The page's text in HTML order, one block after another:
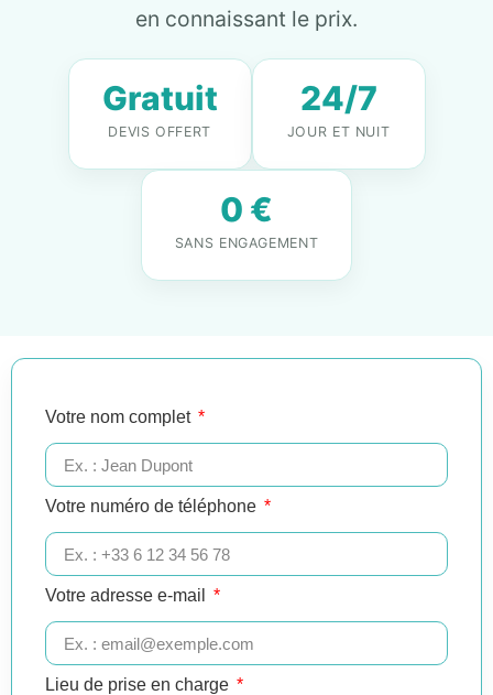
en connaissant le prix.
Gratuit
DEVIS OFFERT
24/7
JOUR ET NUIT
0 €
SANS ENGAGEMENT
Votre nom complet
Votre numéro de téléphone
Votre adresse e-mail
Lieu de prise en charge